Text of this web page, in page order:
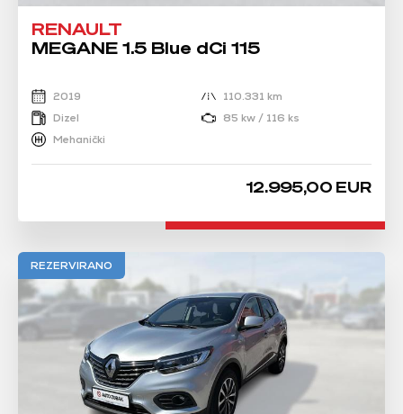
RENAULT
MEGANE 1.5 Blue dCi 115
2019
110.331 km
Dizel
85 kw / 116 ks
Mehanički
12.995,00 EUR
REZERVIRANO